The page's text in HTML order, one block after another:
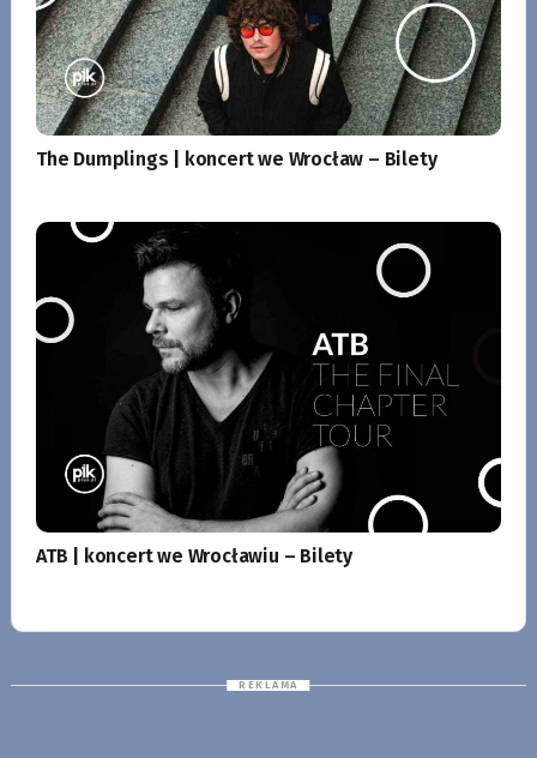
The Dumplings | koncert we Wrocław – Bilety
ATB | koncert we Wrocławiu – Bilety